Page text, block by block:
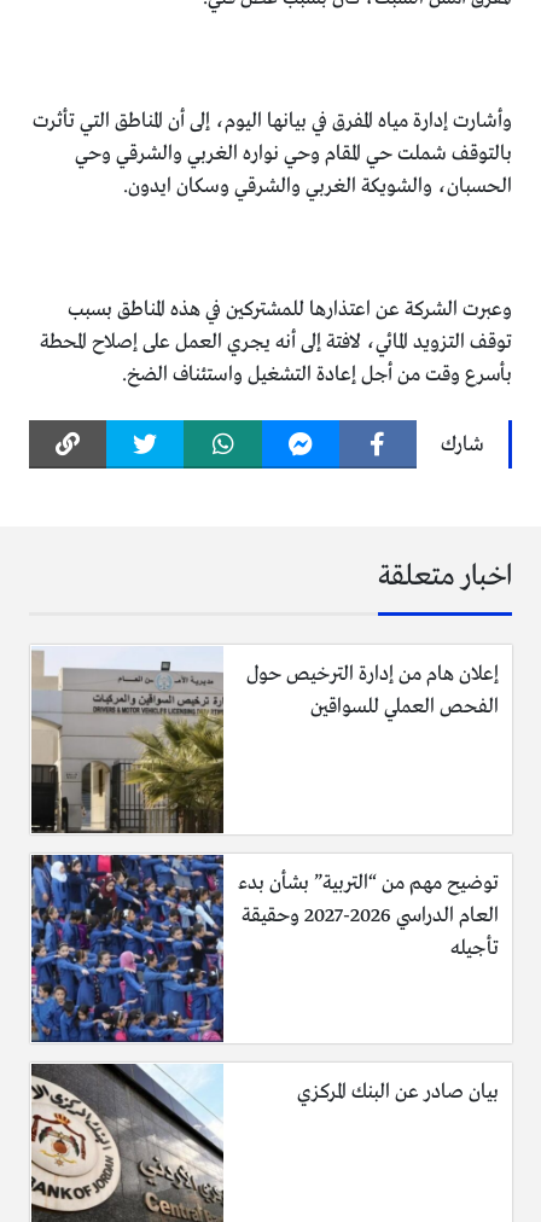
وأشارت إدارة مياه المفرق في بيانها اليوم، إلى أن المناطق التي تأثرت
بالتوقف شملت حي المقام وحي نواره الغربي والشرقي وحي
الحسبان، والشويكة الغربي والشرقي وسكان ايدون.
وعبرت الشركة عن اعتذارها للمشتركين في هذه المناطق بسبب
توقف التزويد المائي، لافتة إلى أنه يجري العمل على إصلاح المحطة
بأسرع وقت من أجل إعادة التشغيل واستئناف الضخ.
شارك
اخبار متعلقة
إعلان هام من إدارة الترخيص حول
الفحص العملي للسواقين
توضيح مهم من “التربية” بشأن بدء
العام الدراسي 2026-2027 وحقيقة
تأجيله
بيان صادر عن البنك المركزي